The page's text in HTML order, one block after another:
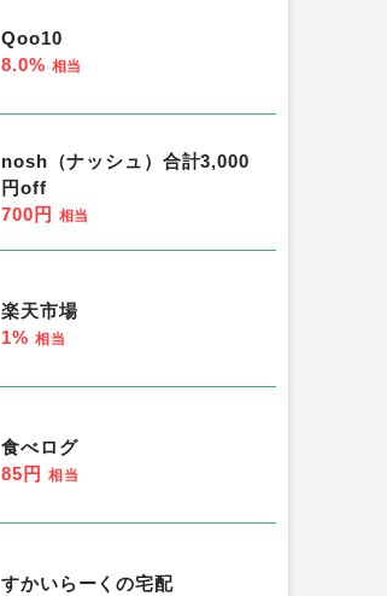
Qoo10
8.0% 相当
nosh（ナッシュ）合計3,000
円off
700円 相当
楽天市場
1% 相当
食べログ
85円 相当
すかいらーくの宅配